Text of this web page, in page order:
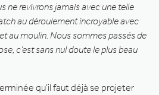
ne revivrons jamais avec une telle
au déroulement incroyable avec
au moulin. Nous sommes passés de
c’est sans nul doute le plus beau
qu’il faut déjà se projeter